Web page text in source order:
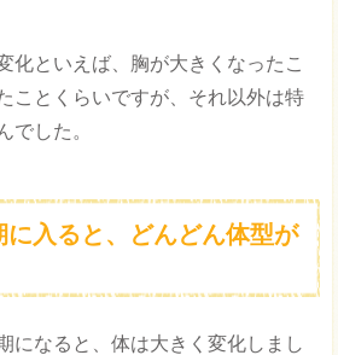
化といえば、胸が大きくなったこ
ことくらいですが、それ以外は特
でした。
に入ると、どんどん体型が
になると、体は大きく変化しまし